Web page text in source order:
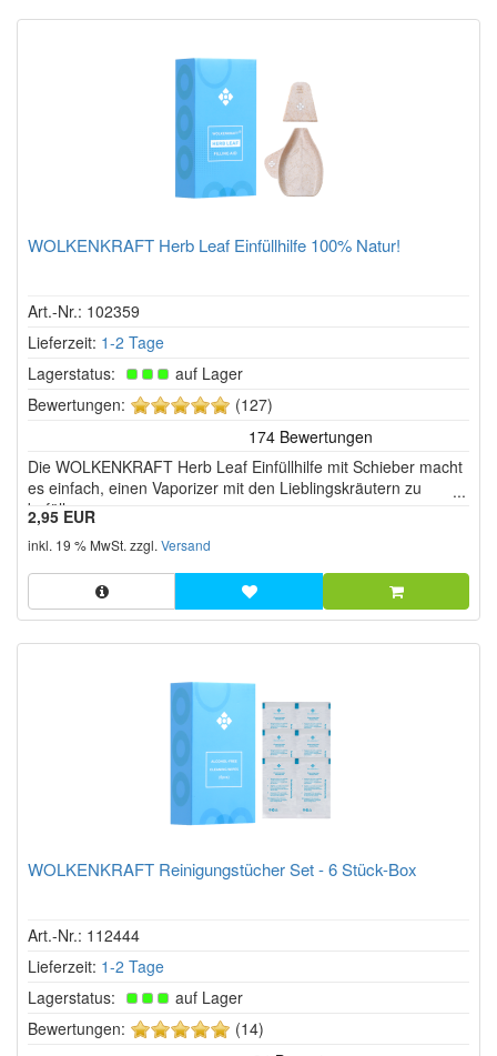
WOLKENKRAFT Herb Leaf Einfüllhilfe 100% Natur!
Art.-Nr.: 102359
Lieferzeit: 1-2 Tage
Lagerstatus:
auf Lager
Bewertungen:
5
Sternen!
(127)
Die WOLKENKRAFT Herb Leaf Einfüllhilfe mit Schieber macht
es einfach, einen Vaporizer mit den Lieblingskräutern zu
befüllen.
2,95 EUR
inkl. 19 % MwSt. zzgl. Versand
WOLKENKRAFT Reinigungstücher Set - 6 Stück-Box
Art.-Nr.: 112444
Lieferzeit: 1-2 Tage
Lagerstatus:
auf Lager
Bewertungen:
5(14)